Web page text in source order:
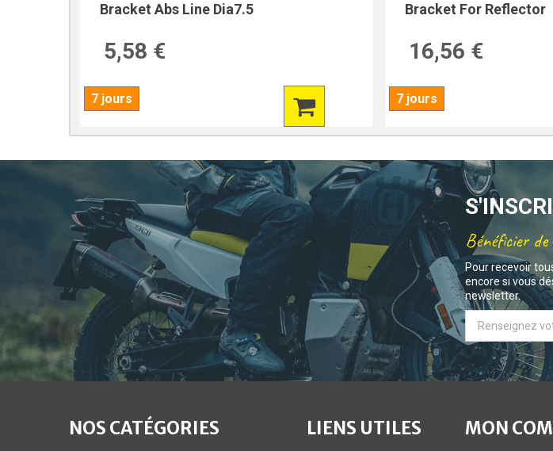
Bracket Abs Line Dia7.5
5,58 €
7 jours
Bracket For Reflector
16,56 €
7 jours
Bénéficier
Pour recevoir
encore si vous
newsletter.
NOS CATÉGORIES LIENS UTILES MON